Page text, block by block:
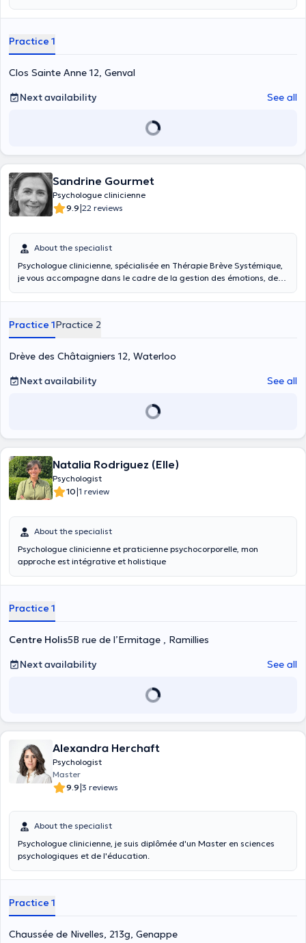
Practice 1
Clos Sainte Anne 12, Genval
Next availability
See all
Sandrine Gourmet
Psychologue clinicienne
9.9|22 reviews
About the specialist
Psychologue clinicienne, spécialisée en Thérapie Brève Systémique,
je vous accompagne dans le cadre de la gestion des émotions, de
difficultés familiales, de dépression, d'accompagnement dans la
psychologie, j'ai eu envie de me spécialiser dans une approche que
je trouve à la fois très ancrée dans le concret et la réalité de la vie
actuelle, mais aussi et surtout dans le respect du patient et de sa
problématique. Je me suis donc formée en thérapie brève. J'ai
trouvé dans ce courant thérapeutique des concepts et des outils
efficaces pour pouvoir aider les personnes en souffrance. ​Je suis
membre de la Commission des Psychologues de Belgique. Dans la
vie privée, je suis mariée et maman de 3 enfants.
Practice 1Practice 2
Drève des Châtaigniers 12, Waterloo
Next availability
See all
Natalia Rodriguez (Elle)
Psychologist
10|1 review
About the specialist
Psychologue clinicienne et praticienne psychocorporelle, mon
approche est intégrative et holistique
Practice 1
Centre Holis5B rue de l’Ermitage , Ramillies
Next availability
See all
Alexandra Herchaft
Psychologist
Master
9.9|3 reviews
About the specialist
Psychologue clinicienne, je suis diplômée d'un Master en sciences
psychologiques et de l'éducation.
Practice 1
Chaussée de Nivelles, 213g, Genappe